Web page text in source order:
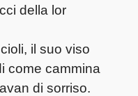
della lor
il suo viso
come cammina
di sorriso.